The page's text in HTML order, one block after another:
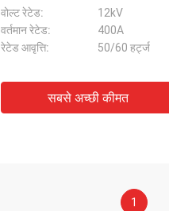
वोल्ट रेटेड:
12kV
वर्तमान रेटेड:
400A
रेटेड आवृत्ति:
50/60 हर्ट्ज
सबसे अच्छी कीमत
1